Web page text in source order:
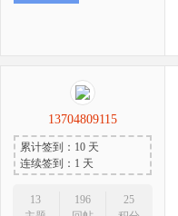
13704809115
累计签到：10 天
连续签到：1 天
13
196
25